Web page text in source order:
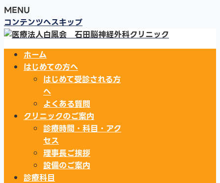
MENU
コンテンツへスキップ
ホーム
はじめての方へ
はじめて受診される方
へ
よくある質問
クリニックのご案内
診療時間・科目・アク
セス
理事長ご挨拶
設備のご案内
診療科目